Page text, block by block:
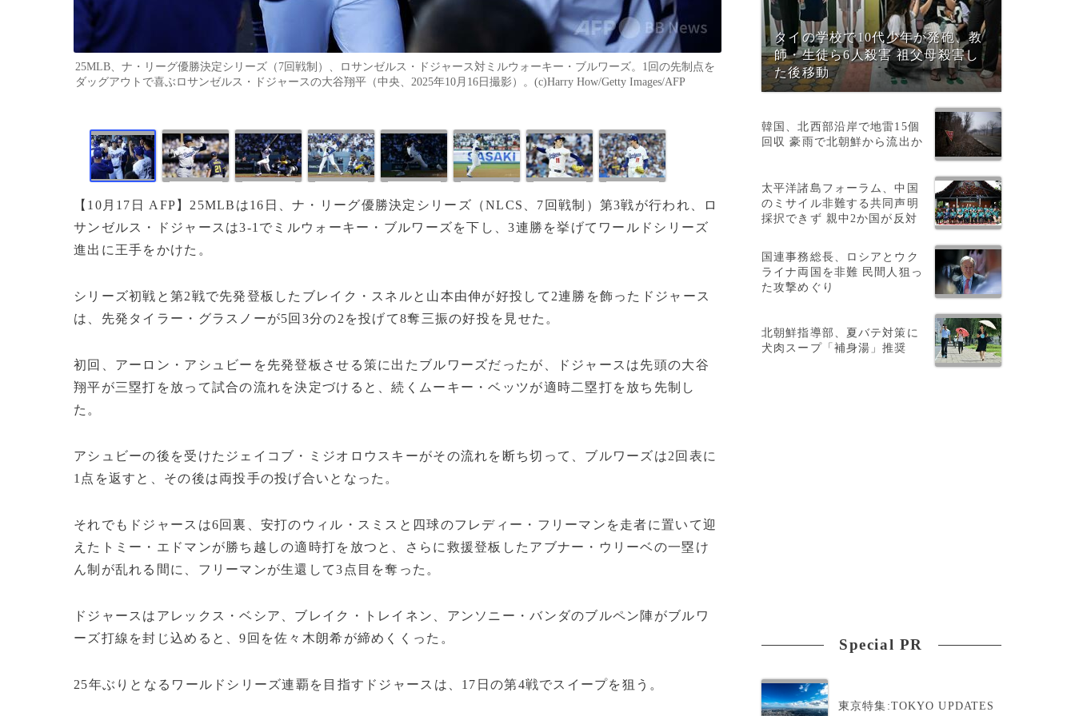
25MLB、ナ・リーグ優勝決定シリーズ（7回戦制）、ロサンゼルス・ドジャース対ミルウォーキー・ブルワーズ。1回の先制点を
ダッグアウトで喜ぶロサンゼルス・ドジャースの大谷翔平（中央、2025年10月16日撮影）。(c)Harry How/Getty Images/AFP
【10月17日 AFP】25MLBは16日、ナ・リーグ優勝決定シリーズ（NLCS、7回戦制）第3戦が行われ、ロ
サンゼルス・ドジャースは3-1でミルウォーキー・ブルワーズを下し、3連勝を挙げてワールドシリーズ
進出に王手をかけた。
シリーズ初戦と第2戦で先発登板したブレイク・スネルと山本由伸が好投して2連勝を飾ったドジャース
は、先発タイラー・グラスノーが5回3分の2を投げて8奪三振の好投を見せた。
初回、アーロン・アシュビーを先発登板させる策に出たブルワーズだったが、ドジャースは先頭の大谷
翔平が三塁打を放って試合の流れを決定づけると、続くムーキー・ベッツが適時二塁打を放ち先制し
た。
アシュビーの後を受けたジェイコブ・ミジオロウスキーがその流れを断ち切って、ブルワーズは2回表に
1点を返すと、その後は両投手の投げ合いとなった。
それでもドジャースは6回裏、安打のウィル・スミスと四球のフレディー・フリーマンを走者に置いて迎
えたトミー・エドマンが勝ち越しの適時打を放つと、さらに救援登板したアブナー・ウリーベの一塁け
ん制が乱れる間に、フリーマンが生還して3点目を奪った。
ドジャースはアレックス・ベシア、ブレイク・トレイネン、アンソニー・バンダのブルペン陣がブルワ
ーズ打線を封じ込めると、9回を佐々木朗希が締めくくった。
25年ぶりとなるワールドシリーズ連覇を目指すドジャースは、17日の第4戦でスイープを狙う。
タイの学校で10代少年が発砲、教
師・生徒ら6人殺害 祖父母殺害し
た後移動
韓国、北西部沿岸で地雷15個
回収 豪雨で北朝鮮から流出か
太平洋諸島フォーラム、中国
のミサイル非難する共同声明
採択できず 親中2か国が反対
国連事務総長、ロシアとウク
ライナ両国を非難 民間人狙っ
た攻撃めぐり
北朝鮮指導部、夏バテ対策に
犬肉スープ「補身湯」推奨
Special PR
東京特集:TOKYO UPDATES